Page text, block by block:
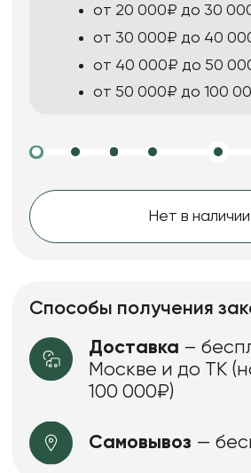
от 20 000₽ до 30
от 30 000₽ до 40
от 40 000₽ до 50
от 50 000₽ до 100
Нет в наличии
Способы получения
Доставка –
Москве и до ТК
100 000₽)
Самовывоз —